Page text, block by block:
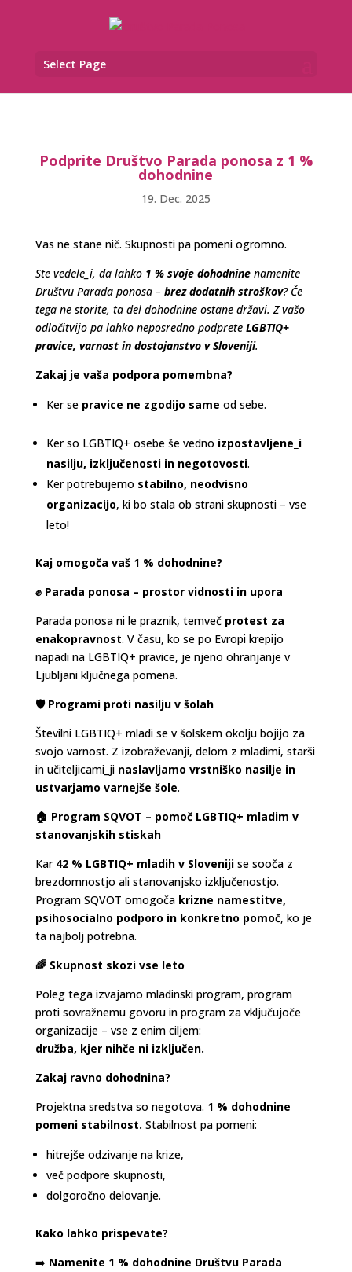
Select Page
Podprite Društvo Parada ponosa z 1 %
dohodnine
19. Dec. 2025
Vas ne stane nič. Skupnosti pa pomeni ogromno.
Ste vedele_i, da lahko 1 % svoje dohodninenamenite
Društvu Parada ponosa – brez dodatnih stroškov? Če
tega ne storite, ta del dohodnine ostane državi. Z vašo
odločitvijo pa lahko neposredno podprete LGBTIQ+
pravice, varnost in dostojanstvo v Sloveniji.
Zakaj je vaša podpora pomembna?
Ker se pravice ne zgodijo same od sebe.
Ker so LGBTIQ+ osebe še vedno izpostavljene_i
nasilju, izključenosti in negotovosti.
Ker potrebujemo stabilno, neodvisno
organizacijo, ki bo stala ob strani skupnosti – vse
leto!
Kaj omogoča vaš 1 % dohodnine?
✊ Parada ponosa – prostor vidnosti in upora
Parada ponosa ni le praznik, temveč protest za
enakopravnost. V času, ko se po Evropi krepijo
napadi na LGBTIQ+ pravice, je njeno ohranjanje v
Ljubljani ključnega pomena.
🛡️ Programi proti nasilju v šolah
Številni LGBTIQ+ mladi se v šolskem okolju bojijo za
svojo varnost. Z izobraževanji, delom z mladimi, starši
in učiteljicami_ji naslavljamo vrstniško nasilje in
ustvarjamo varnejše šole.
🏠 Program SQVOT – pomoč LGBTIQ+ mladim v
stanovanjskih stiskah
Kar 42 % LGBTIQ+ mladih v Slovenijise sooča z
brezdomnostjo ali stanovanjsko izključenostjo.
Program SQVOT omogoča krizne namestitve,
psihosocialno podporo in konkretno pomoč, ko je
ta najbolj potrebna.
🌈 Skupnost skozi vse leto
Poleg tega izvajamo mladinski program, program
proti sovražnemu govoru in program za vključujoče
organizacije – vse z enim ciljem:
družba, kjer nihče ni izključen.
Zakaj ravno dohodnina?
Projektna sredstva so negotova. 1 % dohodnine
pomeni stabilnost. Stabilnost pa pomeni:
hitrejše odzivanje na krize,
več podpore skupnosti,
dolgoročno delovanje.
Kako lahko prispevate?
➡️ Namenite 1 % dohodnine Društvu Parada